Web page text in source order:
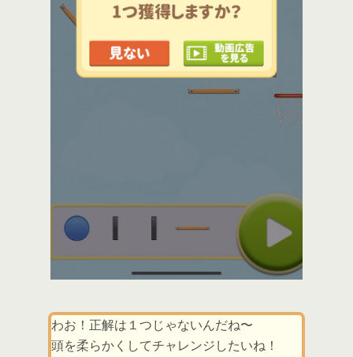
わお！正解は１つじゃないんだね〜
頭を柔らかくしてチャレンジしたいね！